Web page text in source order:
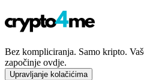
Bez kompliciranja. Samo kripto.
započinje ovdje.
Upravljanje kolačićima